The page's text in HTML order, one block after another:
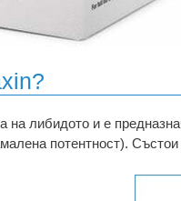
на либидото и е
потентност).